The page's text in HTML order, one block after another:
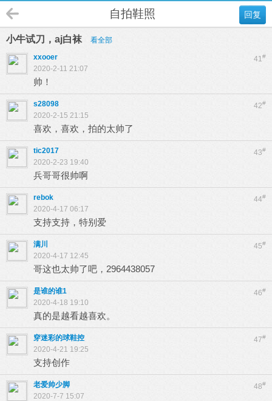
回复
自拍鞋照
小牛试刀，aj白袜 看全部
41#
xxooer
2020-2-11 21:07
帅！
42#
s28098
2020-2-15 21:15
喜欢，喜欢，拍的太帅了
43#
tic2017
2020-2-23 19:40
兵哥哥很帅啊
44#
rebok
2020-4-17 06:17
支持支持，特别爱
45#
满川
2020-4-17 12:45
哥这也太帅了吧，2964438057
46#
是谁的谁1
2020-4-18 19:10
真的是越看越喜欢。
47#
穿迷彩的球鞋控
2020-4-21 19:25
支持创作
48#
老爱帅少脚
2020-7-7 15:07